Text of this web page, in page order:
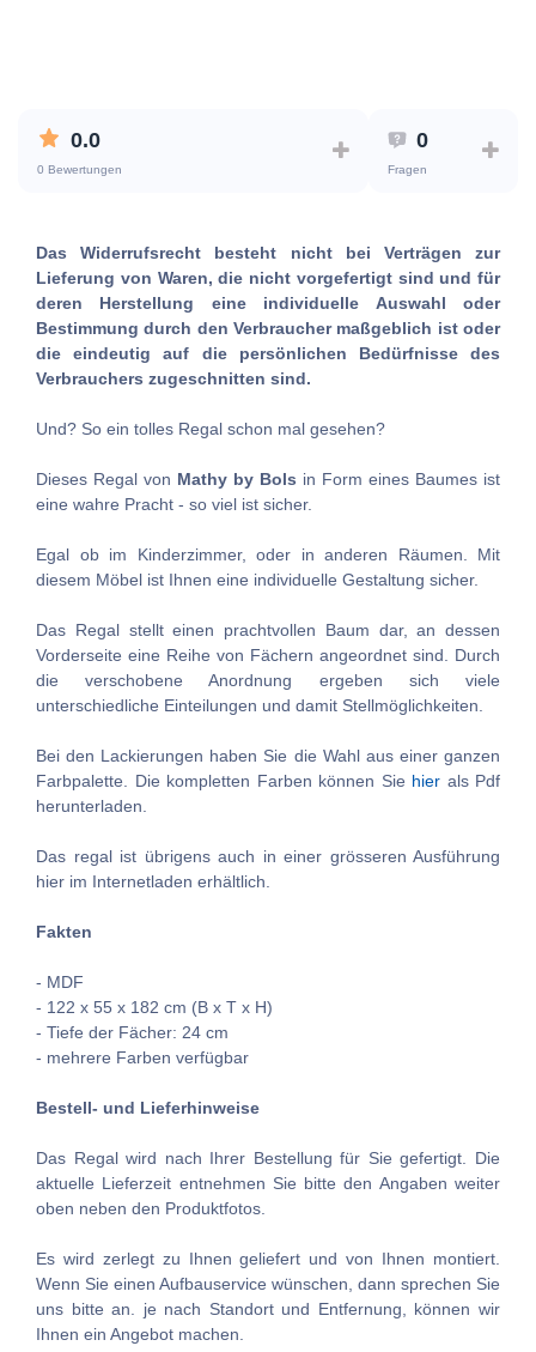
0.0
0 Bewertungen
0
Fragen
Das Widerrufsrecht besteht nicht bei Verträgen zur
Lieferung von Waren, die nicht vorgefertigt sind und für
deren Herstellung eine individuelle Auswahl oder
Bestimmung durch den Verbraucher maßgeblich ist oder
die eindeutig auf die persönlichen Bedürfnisse des
Verbrauchers zugeschnitten sind.
Und? So ein tolles Regal schon mal gesehen?
Dieses Regal von Mathy by Bols in Form eines Baumes ist
eine wahre Pracht - so viel ist sicher.
Egal ob im Kinderzimmer, oder in anderen Räumen. Mit
diesem Möbel ist Ihnen eine individuelle Gestaltung sicher.
Das Regal stellt einen prachtvollen Baum dar, an dessen
Vorderseite eine Reihe von Fächern angeordnet sind. Durch
die verschobene Anordnung ergeben sich viele
unterschiedliche Einteilungen und damit Stellmöglichkeiten.
Bei den Lackierungen haben Sie die Wahl aus einer ganzen
Farbpalette. Die kompletten Farben können Sie hier als Pdf
herunterladen.
Das regal ist übrigens auch in einer grösseren Ausführung
hier im Internetladen erhältlich.
Fakten
- MDF
- 122 x 55 x 182 cm (B x T x H)
- Tiefe der Fächer: 24 cm
- mehrere Farben verfügbar
Bestell- und Lieferhinweise
Das Regal wird nach Ihrer Bestellung für Sie gefertigt. Die
aktuelle Lieferzeit entnehmen Sie bitte den Angaben weiter
oben neben den Produktfotos.
Es wird zerlegt zu Ihnen geliefert und von Ihnen montiert.
Wenn Sie einen Aufbauservice wünschen, dann sprechen Sie
uns bitte an. je nach Standort und Entfernung, können wir
Ihnen ein Angebot machen.